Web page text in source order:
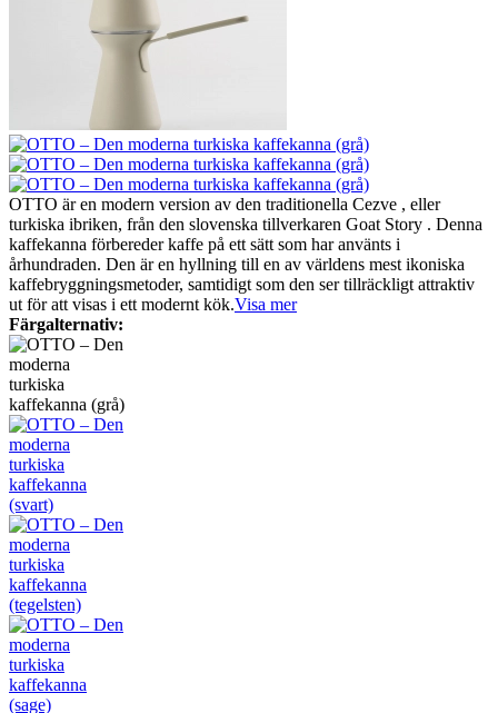
OTTO är en modern version av den traditionella Cezve , eller
turkiska ibriken, från den slovenska tillverkaren Goat Story . Denna
kaffekanna förbereder kaffe på ett sätt som har använts i
århundraden. Den är en hyllning till en av världens mest ikoniska
kaffebryggningsmetoder, samtidigt som den ser tillräckligt attraktiv
ut för att visas i ett modernt kök.Visa mer
Färgalternativ: